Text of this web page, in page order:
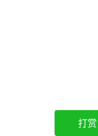
AMD锐龙R5 打赏